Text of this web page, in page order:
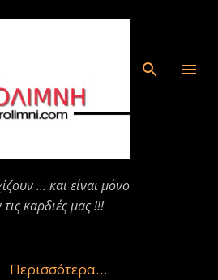
στο κύριο περιεχόμενο
... και είναι μόνο
καρδιές μας !!!
Περισσότερα…